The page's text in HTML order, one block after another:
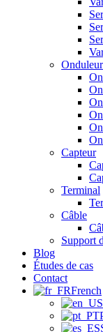
Onduleur
Capteur
Terminal
Câble
Support
Blog
Études de cas
Contact
French